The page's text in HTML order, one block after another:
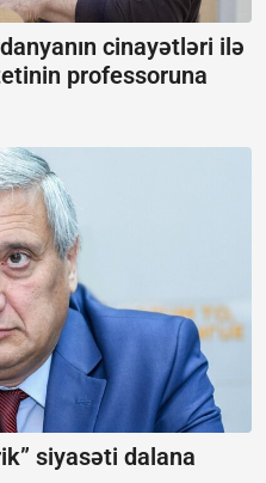
cinayətləri ilə
professoruna
siyasəti dalana